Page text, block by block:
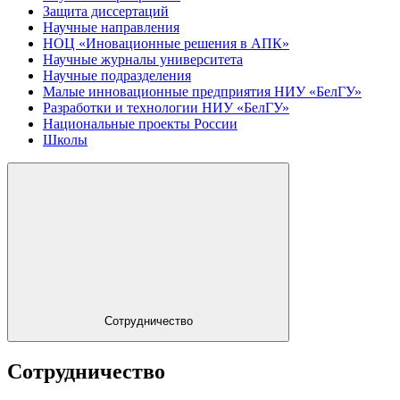
Защита диссертаций
Научные направления
НОЦ «Иновационные решения в АПК»
Научные журналы университета
Научные подразделения
Малые инновационные предприятия НИУ «БелГУ»
Разработки и технологии НИУ «БелГУ»
Национальные проекты России
Школы
Сотрудничество
Сотрудничество